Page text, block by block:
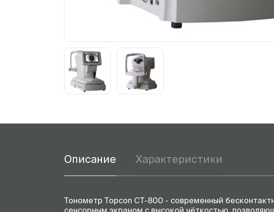
Описание Характеристики
Тонометр Topcon CT-800 - современный
сенсорным экраном с высокой чёткостью,